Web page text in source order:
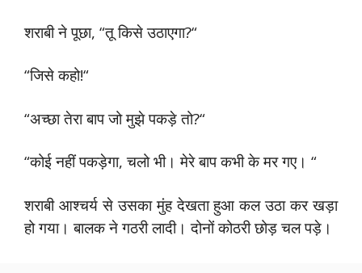
शराबी ने पूछा, “तू किसे उठाएगा?“
“जिसे कहो!“
“अच्छा तेरा बाप जो मुझे पकड़े तो?“
“कोई नहीं पकड़ेगा, चलो भी। मेरे बाप कभी के मर गए। “
शराबी आश्चर्य से उसका मुंह देखता हुआ कल उठा कर खड़ा
हो गया। बालक ने गठरी लादी। दोनों कोठरी छोड़ चल पड़े।